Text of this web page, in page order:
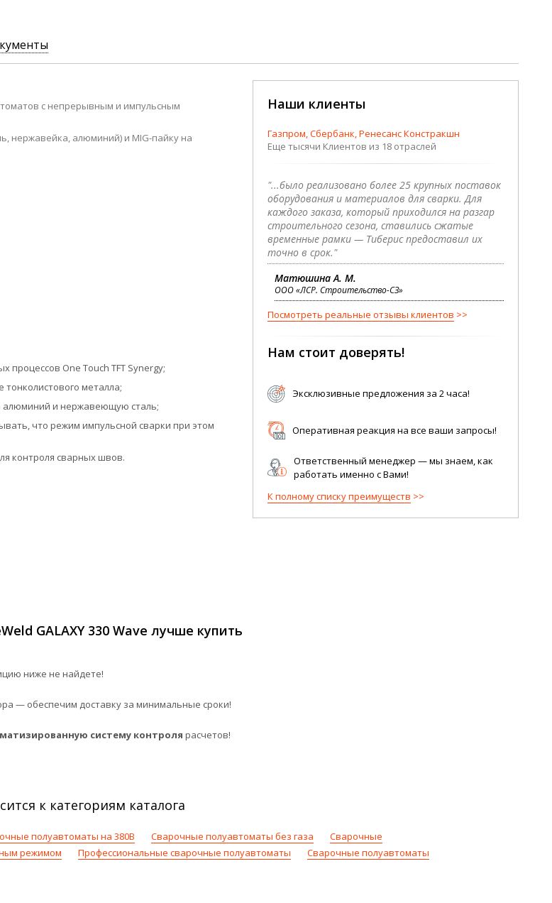
с непрерывным и импульсным
нержавейка, алюминий) и MIG-пайку на
One Touch TFT Synergy;
металла;
алюминий и нержавеющую сталь;
что режим импульсной сварки при этом
контроля сварных швов.
Наши клиенты
Газпром, Сбербанк, Ренесанс Констракшн
Еще тысячи Клиентов из 18 отраслей
"...было реализовано более 25 крупных поставок
оборудования и материалов для сварки. Для
каждого заказа, который приходился на разгар
строительного сезона, ставились сжатые
временные рамки — Тиберис предоставил их
точно в срок."
Матюшина А. М.
ООО «ЛСР. Строительство-СЗ»
Посмотреть реальные отзывы клиентов
Нам стоит доверять!
Эксклюзивные предложения за 2 часа!
Оперативная реакция на все ваши запросы!
Ответственный менеджер — мы знаем, как
работать именно с Вами!
К полному списку преимуществ
GALAXY 330 Wave лучше купить
ниже не найдете!
— обеспечим доставку за минимальные сроки!
систему контроля расчетов!
к категориям каталога
полуавтоматы на 380В Сварочные полуавтоматы без газа
Сварочные
режимом Профессиональные сварочные полуавтоматы
Сварочные полуавтоматы